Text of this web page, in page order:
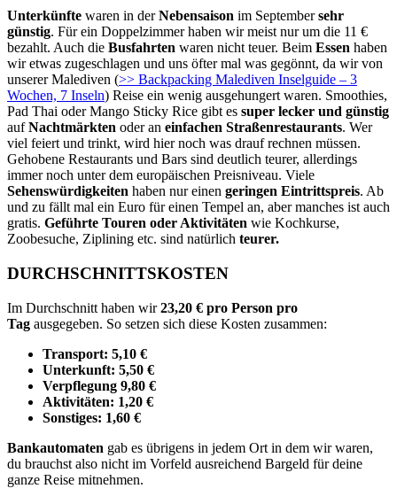
Unterkünfte waren in derNebensaison im Septembersehr
günstig. Für ein Doppelzimmer haben wir meist nur um die 11 €
bezahlt. Auch die Busfahrten waren nicht teuer. Beim Essen haben
wir etwas zugeschlagen und uns öfter mal was gegönnt, da wir von
unserer Malediven (>> Backpacking Malediven Inselguide – 3
Wochen, 7 Inseln) Reise ein wenig ausgehungert waren. Smoothies,
Pad Thai oder Mango Sticky Rice gibt es super lecker und günstig
aufNachtmärkten oder an einfachen Straßenrestaurants. Wer
viel feiert und trinkt, wird hier noch was drauf rechnen müssen.
Gehobene Restaurants und Bars sind deutlich teurer, allerdings
immer noch unter dem europäischen Preisniveau. Viele
Sehenswürdigkeiten haben nur einen geringen Eintrittspreis. Ab
und zu fällt mal ein Euro für einen Tempel an, aber manches ist auch
gratis. Geführte Touren oder Aktivitäten wie Kochkurse,
Zoobesuche, Ziplining etc. sind natürlich teurer.
DURCHSCHNITTSKOSTEN
Im Durchschnitt haben wir23,20 € pro Person pro
Tag ausgegeben. So setzen sich diese Kosten zusammen:
Transport: 5,10 €
Unterkunft: 5,50 €
Verpflegung 9,80 €
Aktivitäten: 1,20 €
Sonstiges: 1,60 €
Bankautomaten gab es übrigens in jedem Ort in dem wir waren,
du brauchst also nicht im Vorfeld ausreichend Bargeld für deine
ganze Reise mitnehmen.